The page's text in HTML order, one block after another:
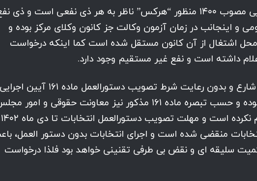
طبق ماده ۲۵ آیین نامه اجرایی مصوب ۱۴۰۰ منظور “هرکس” ناظر به هر ذی نفعی است و ذی
و اینجانب در زمان آزمون وکالت جز کانون وکلای مرکز بوده و
محل اشتغال از آن کانون مستقل شده است کما اینکه درخواست
داشته است و نفع غیر مستقیم وجود دارد.
اجرای انتخابات برخلاف اذن شارع و بدون رعایت شرط تصویب دستورالعمل ماده ۱۶۱ آیین اجرایی
مرقوم ظرف شش ماه، بی اعتبار بوده و حسب تبصره ماده ۱۶۱ مذکور نیز معاونت حقوقی و امور
قوه قضائیه در این خصوص اقدام نکرده است و مهلت تصویب دستورالعمل انتخابات تا دی ماه ۱۴۰۲
منقضی شده است و اجرای انتخابات بدون دستور العمل،
سلیقه ای و نقض بی طرفی تقنینی خواهد بود فلذا درخواست